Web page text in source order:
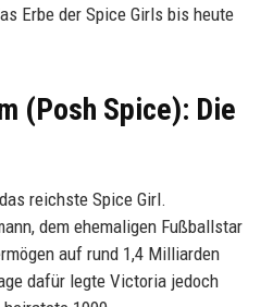
Erbe der Spice Girls bis heute
(Posh Spice): Die
reichste Spice Girl.
dem ehemaligen Fußballstar
auf rund 1,4 Milliarden
dafür legte Victoria jedoch